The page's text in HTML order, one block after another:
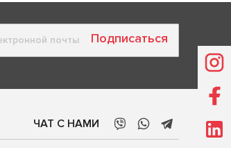
Подписаться
ЧАТ С НАМИ